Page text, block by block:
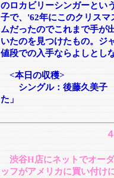
のロカビリーシンガーとい
子で、'62年にこのクリス
ムだったのでこれまで手が
いたのを見つけたもの。ジ
値段での入手ならよしとし
<本日の収穫>
シングル：後藤久美子
た」
渋谷H店にネットでオー
ッフがアメリカに買い付け